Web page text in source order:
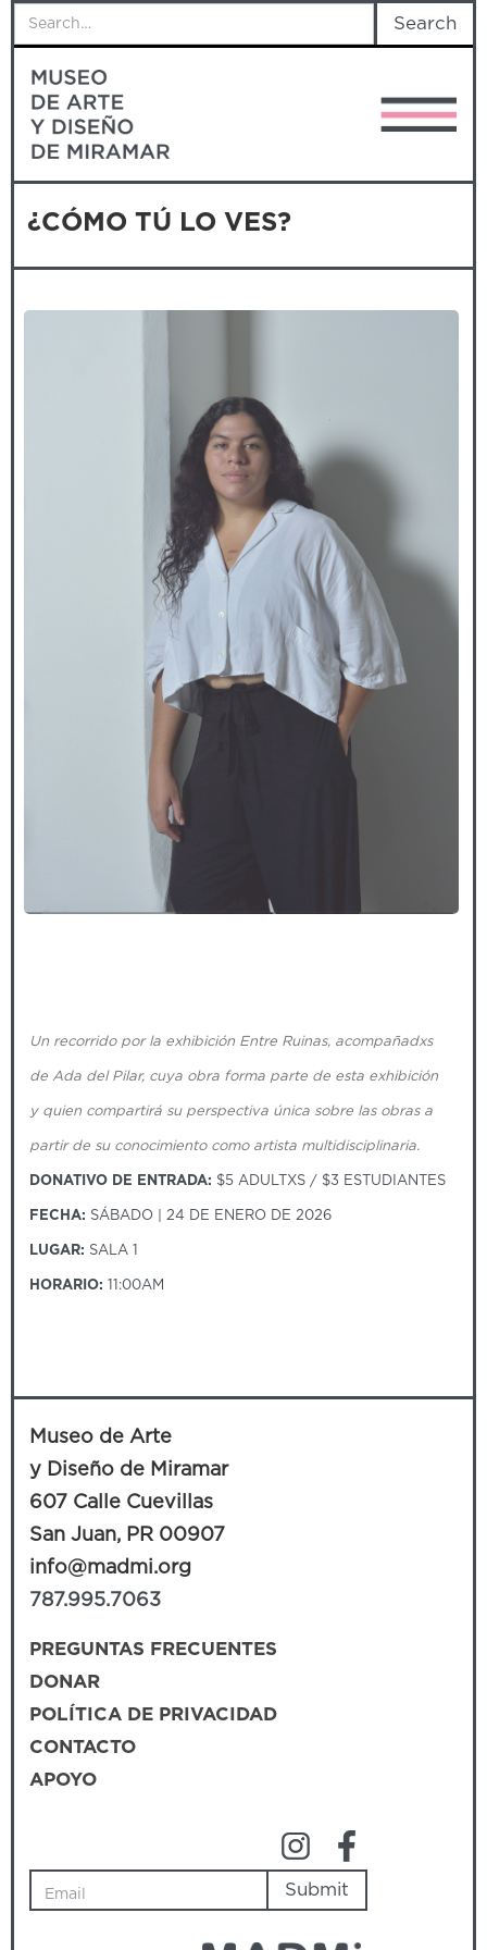
¿CÓMO TÚ LO VES?
Un recorrido por la exhibición Entre Ruinas, acompañadxs
de Ada del Pilar, cuya obra forma parte de esta exhibición
y quien compartirá su perspectiva única sobre las obras a
partir de su conocimiento como artista multidisciplinaria.
DONATIVO DE ENTRADA: $5 ADULTXS / $3 ESTUDIANTES
FECHA: SÁBADO | 24 DE ENERO DE 2026
LUGAR: SALA 1
HORARIO: 11:00AM
Museo de Arte
y Diseño de Miramar
607 Calle Cuevillas
San Juan, PR 00907
info@madmi.org
787.995.7063
PREGUNTAS FRECUENTES
DONAR
POLÍTICA DE PRIVACIDAD
CONTACTO
APOYO